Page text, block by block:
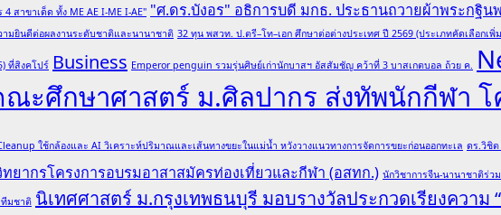
สาขาเด็ด ทั้ง ME AE I-ME I-AE" "ศ.ดร.บังอร" อธิการบดี มกธ. ประธานถวายผ้าพระกฐิ
ามยินดีต่อผลงานระดับชาติและนานาชาติ 32 ทุน พสวท. ป.ตรี–โท–เอก ศึกษาต่อต่างประเทศ ปี 2569 (ประเภทคัดเลือกเพิ่
ที่สิงคโปร์ Business Emperor penguin รวมรุ่นศิษย์เก่านักบาสฯ อัสสัมชัญ คว้าที่ 3 บาสเกตบอล ถ้วย ค.
ะศึกษาศาสตร์ ม.ศิลปากร ส่งทัพนักกีฬา
ใช้กล้องและ AI วิเคราะห์ปริมาณและเส้นทางขยะในแม่น้ำ หวังวางแนวทางการจัดการขยะก่อนออกทะเล ดร.วิชิต
ยากรโครงการอบรมอาสาสมัครท่องเที่ยวและกีฬา (อสทก.) นักวิชาการจีน-นานาชาติร่
ทีมชาติ นิเทศศาสตร์ ม.กรุงเทพธนบุรี มอบรางวัลประกวดเรียงควา